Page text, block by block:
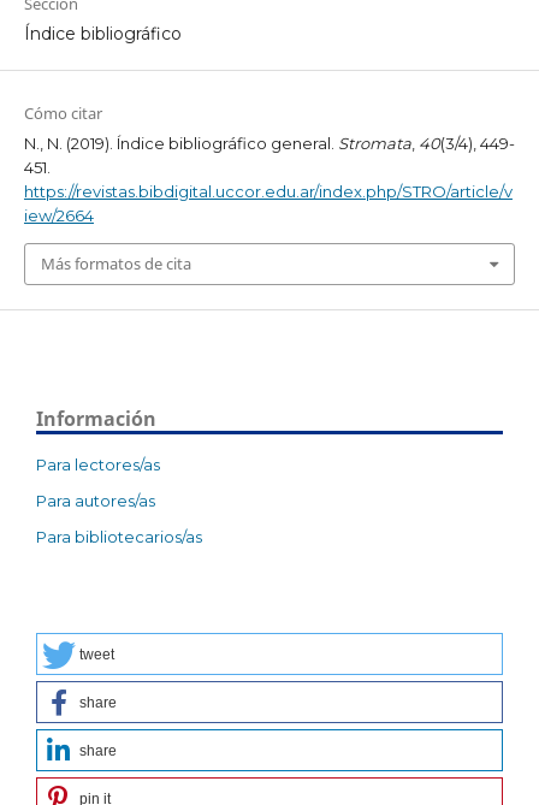
Índice bibliográfico
Cómo citar
N., N. (2019). Índice bibliográfico general. Stromata, 40(3/4), 449-
451.
https://revistas.bibdigital.uccor.edu.ar/index.php/STRO/article/v
iew/2664
Más formatos de cita
Información
Para lectores/as
Para autores/as
Para bibliotecarios/as
tweet
share
share
pin it